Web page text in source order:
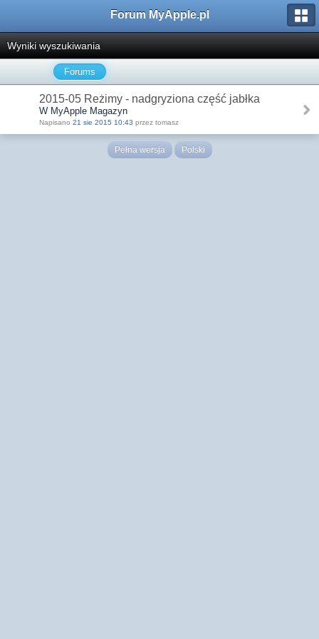
Forum MyApple.pl
Wyniki wyszukiwania
Forums
2015-05 Reżimy - nadgryziona część jabłka
W MyApple Magazyn
Napisano 21 sie 2015 10:43 przez tomasz
Pełna wersja Polski